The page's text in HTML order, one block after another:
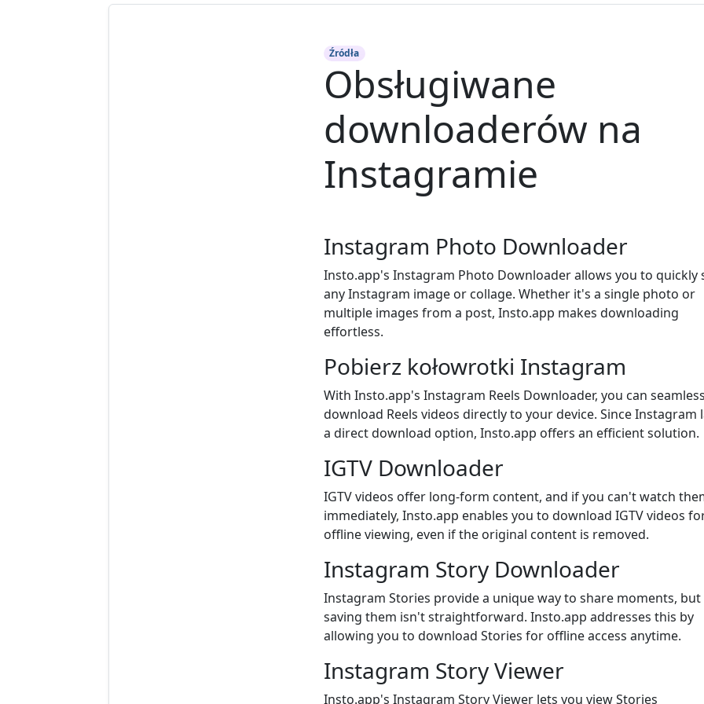
Źródła
Obsługiwane
downloaderów na
Instagramie
Instagram Photo Downloader
Insto.app's Instagram Photo Downloader allows you to quickly
any Instagram image or collage. Whether it's a single photo or
multiple images from a post, Insto.app makes downloading
effortless.
Pobierz kołowrotki Instagram
With Insto.app's Instagram Reels Downloader, you can
download Reels videos directly to your device. Since Instagram
a direct download option, Insto.app offers an efficient solution.
IGTV Downloader
IGTV videos offer long-form content, and if you can't watch
immediately, Insto.app enables you to download IGTV videos
offline viewing, even if the original content is removed.
Instagram Story Downloader
Instagram Stories provide a unique way to share moments, but
saving them isn't straightforward. Insto.app addresses this by
allowing you to download Stories for offline access anytime.
Instagram Story Viewer
Insto.app's Instagram Story Viewer lets you view Stories